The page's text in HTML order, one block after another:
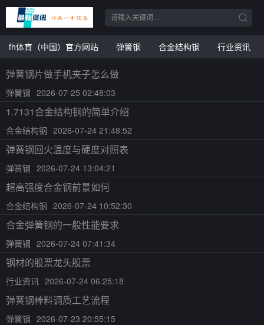
fh体育（中国）官方网站 弹簧钢 合金结构钢 行业资讯
弹簧钢片做手机夹子怎么做
弹簧钢 2026-07-25 02:48:03
1.7131合金结构钢的简单介绍
合金结构钢 2026-07-24 21:48:52
弹簧钢回火温度与硬度对照表
弹簧钢 2026-07-24 13:04:21
超高强度合金钢前景如何
合金结构钢 2026-07-24 10:52:30
合金弹簧钢的一般性能要求
弹簧钢 2026-07-24 07:41:34
钢材的股票龙头股票
行业资讯 2026-07-24 06:25:18
弹簧钢棒料调质工艺流程
弹簧钢 2026-07-23 20:55:15